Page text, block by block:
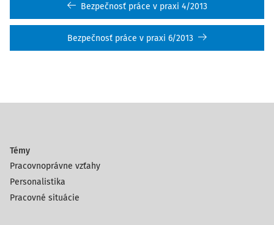
Bezpečnosť práce v praxi 4/2013
Bezpečnosť práce v praxi 6/2013
Témy
Pracovnoprávne vzťahy
Personalistika
Pracovné situácie